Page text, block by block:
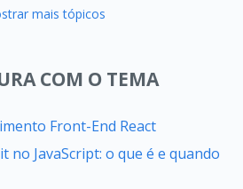
mais tópicos
COM O TEMA
Front-End React
no JavaScript: o que é e quando